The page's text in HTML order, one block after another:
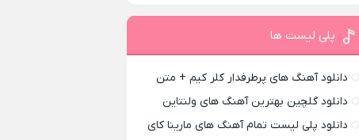
پلی لیست ها
دانلود آهنگ های پرطرفدار کلر کیم + متن
دانلود گلچین بهترین آهنگ های ولنتاین
دانلود پلی لیست تمام آهنگ های مارینا کای